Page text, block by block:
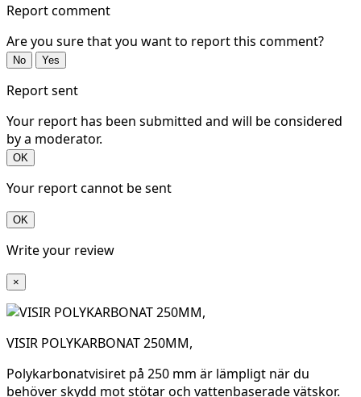
Report comment
Are you sure that you want to report this comment?
No Yes
Report sent
Your report has been submitted and will be considered
by a moderator.
OK
Your report cannot be sent
OK
Write your review
×
VISIR POLYKARBONAT 250MM,
Polykarbonatvisiret på 250 mm är lämpligt när du
behöver skydd mot stötar och vattenbaserade vätskor.